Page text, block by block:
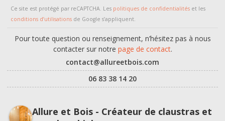
Ce site est protégé par reCAPTCHA. Les politiques de confidentialités et les
conditions d’utilisations de Google s’appliquent.
Pour toute question ou renseignement, n’hésitez pas à nous
contacter sur notre page de contact.
contact@allureetbois.com
06 83 38 14 20
Allure et Bois - Créateur de claustras et